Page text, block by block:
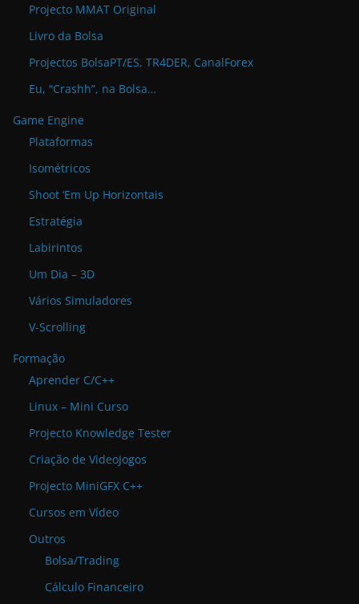
Projecto MMAT Original
Livro da Bolsa
Projectos BolsaPT/ES, TR4DER, CanalForex
Eu, “Crashh”, na Bolsa…
Game Engine
Plataformas
Isométricos
Shoot ‘Em Up Horizontais
Estratégia
Labirintos
Um Dia – 3D
Vários Simuladores
V-Scrolling
Formação
Aprender C/C++
Linux – Mini Curso
Projecto Knowledge Tester
Criação de VideoJogos
Projecto MiniGFX C++
Cursos em Vídeo
Outros
Bolsa/Trading
Cálculo Financeiro